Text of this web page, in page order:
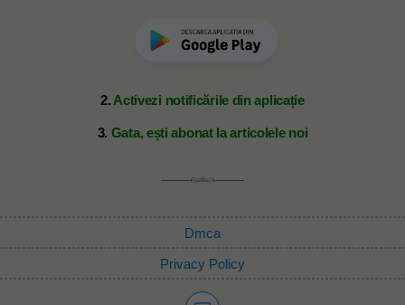
2. Activezi notificările din aplicație
3. Gata, ești abonat la articolele noi
Dmca
Privacy Policy